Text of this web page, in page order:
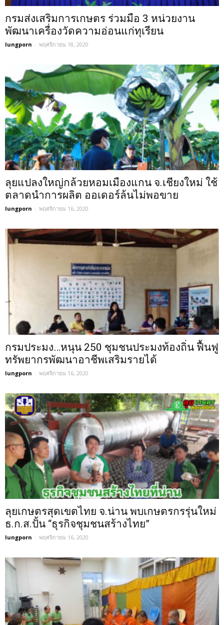
กรมส่งเสริมการเกษตร ร่วมมือ 3 หน่วยงาน
พัฒนาเครื่องวัดความอ่อนแก่ทุเรียน
lungporn - พฤศจิกายน 18, 2020
ลุยแปลงใหญ่กล้วยหอมเมืองแกน จ.เชียงใหม่ ใช้
ตลาดนำการผลิต ออเดอร์ล้นไม่พอขาย
lungporn - พฤศจิกายน 16, 2020
กรมประมง…หนุน 250 ชุมชนประมงท้องถิ่น ฟื้นฟู
ทรัพยากรพัฒนาอาชีพเสริมรายได้
lungporn - พฤศจิกายน 16, 2020
ลุยเกษตรสุดเขตไทย จ.น่าน พบเกษตรกรรุ่นใหม่
ธ.ก.ส.ปั้น “ธุรกิจชุมชนสร้างไทย”
lungporn - พฤศจิกายน 16, 2020